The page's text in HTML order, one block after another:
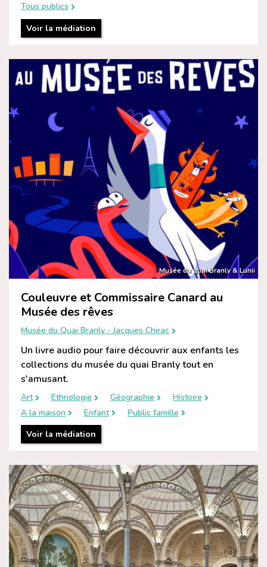
Tous publics
Voir la médiation
Musée du quai Branly & Lunii
Couleuvre et Commissaire Canard au
Musée des rêves
Musée du Quai Branly - Jacques Chirac
Un livre audio pour faire découvrir aux enfants les
collections du musée du quai Branly tout en
s'amusant.
Art Ethnologie Géographie
Histoire
A la maison
Enfant
Public famille
Voir la médiation